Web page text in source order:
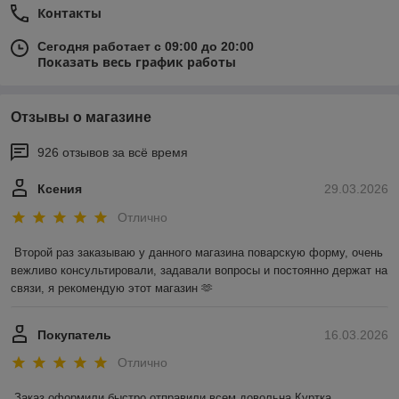
Контакты
Сегодня работает с 09:00 до 20:00
Показать весь график работы
Отзывы о магазине
926 отзывов за всё время
29.03.2026
Ксения
Отлично
Второй раз заказываю у данного магазина поварскую форму, очень
вежливо консультировали, задавали вопросы и постоянно держат на
связи, я рекомендую этот магазин 🫶
16.03.2026
Покупатель
Отлично